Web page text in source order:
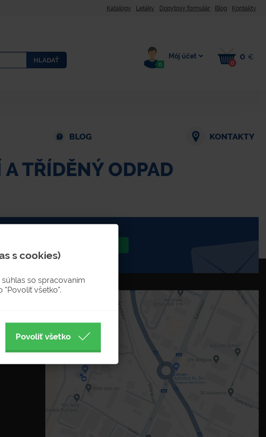
Katalogy Letáky Dopytový formulár Blog Kontakty
HLADAŤ
0
Môj účet
0
0 €
BLOG KONTAKTY
TŘÍDĚNÝ ODPAD
s cookies)
so spracovaním
"Povoliť všetko".
Povoliť všetko